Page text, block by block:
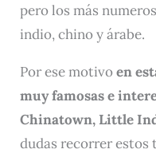
pero los más
indio, chino y árabe.
Por ese motivoen
muy famosas e
Chinatown, Little
dudas recorrer estos